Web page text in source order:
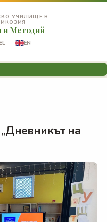
УЧИЛИЩЕ В
и Методий
EL EN
на